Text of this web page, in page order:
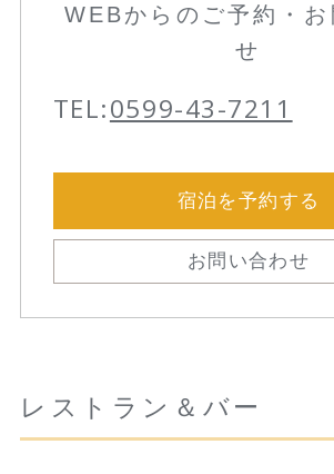
WEBからのご予約・お
せ
TEL:0599-43-7211
宿泊を予約する
お問い合わせ
レストラン＆バー